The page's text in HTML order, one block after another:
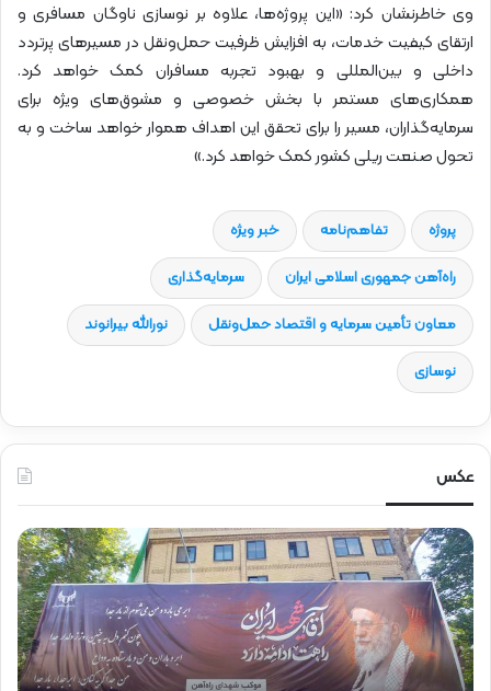
وی خاطرنشان کرد: «این پروژه‌ها، علاوه بر نوسازی ناوگان مسافری و
ارتقای کیفیت خدمات، به افزایش ظرفیت حمل‌ونقل در مسیرهای پرتردد
داخلی و بین‌المللی و بهبود تجربه مسافران کمک خواهد کرد.
همکاری‌های مستمر با بخش خصوصی و مشوق‌های ویژه برای
سرمایه‌گذاران، مسیر را برای تحقق این اهداف هموار خواهد ساخت و به
تحول صنعت ریلی کشور کمک خواهد کرد.»
پروژه تفاهم‎‌نامه خبر ویژه
راه‌آهن جمهوری اسلامی ایران سرمایه‌گذاری
معاون تأمین سرمایه و اقتصاد حمل‌ونقل نورالله بیرانوند
نوسازی
عکس
ح
ض
و
ر
د
ک
ت